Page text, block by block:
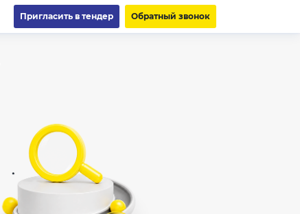
Пригласить в тендер Обратный звонок